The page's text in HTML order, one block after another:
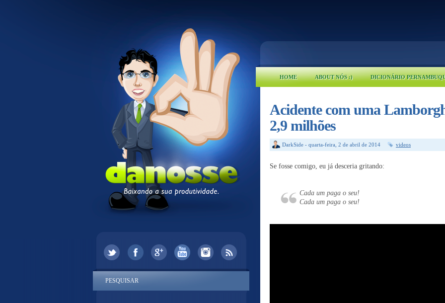
HOME ABOUT NÓS :) DICIONÁRIO
Acidente com uma
2,9 milhões
DarkSide - quarta-feira, 2 de abril de 2014 videos
Se fosse comigo, eu já desceria gritando:
Cada um paga o seu!
Cada um paga o seu!
PESQUISAR